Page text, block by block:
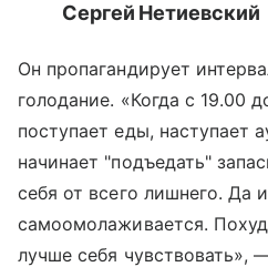
Сергей Нетиевский
Он пропагандирует
голодание. «Когда с 19.00
поступает еды, наступает
начинает "подъедать"
себя от всего лишнего. Да
самоомолаживается.
лучше себя чувствовать»,